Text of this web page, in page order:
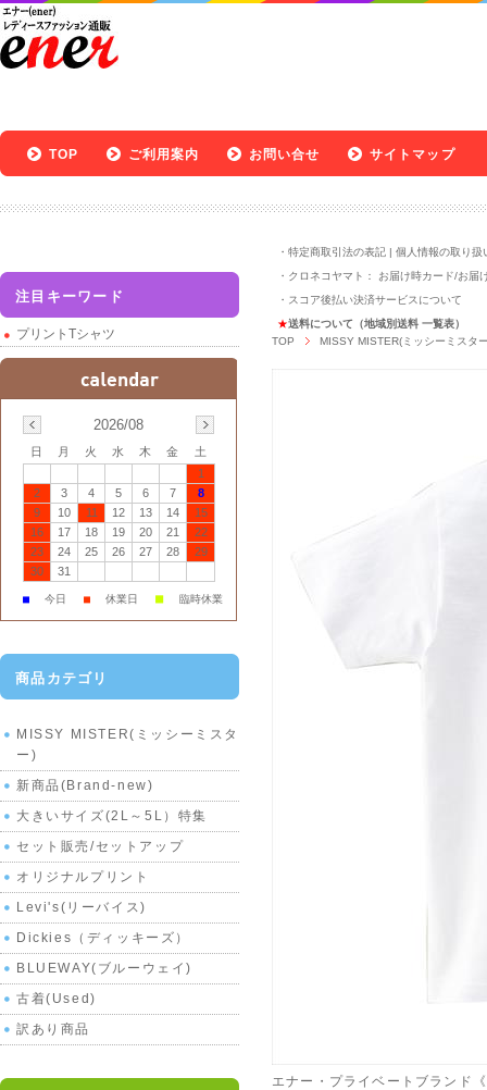
TOP ご利用案内 お問い合せ サイトマップ
・ 特定商取引法の表記 | 個人情報の取り扱
・クロネコヤマト： お届け時カード/お届
・ スコア後払い決済サービスについて
★送料について（地域別送料 一覧表）
TOP
MISSY MISTER(ミッシーミスタ
エナー・プライベートブランド
注目キーワード
プリントTシャツ
2026/08
日 月 火 水 木 金
土
1
2
3 4 5 6 7
8
9
10 11 12 13 14
15
16
17 18 19 20 21
22
23
24 25 26 27 28
29
30
31
■ 今日 ■ 休業日 ■ 臨時休業
商品カテゴリ
MISSY MISTER(ミッシーミスタ
ー)
新商品(Brand-new)
大きいサイズ(2L～5L）特集
セット販売/セットアップ
オリジナルプリント
Levi's(リーバイス)
Dickies（ディッキーズ）
BLUEWAY(ブルーウェイ)
古着(Used)
訳あり商品